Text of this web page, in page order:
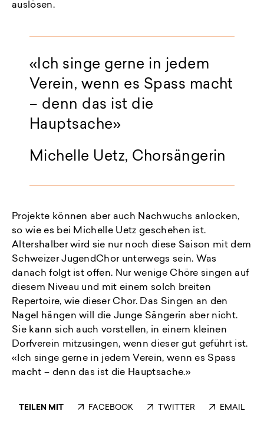
auslösen.
«Ich singe gerne in jedem
Verein, wenn es Spass macht
– denn das ist die
Hauptsache»
Michelle Uetz, Chorsängerin
Projekte können aber auch Nachwuchs anlocken,
so wie es bei Michelle Uetz geschehen ist.
Altershalber wird sie nur noch diese Saison mit dem
Schweizer JugendChor unterwegs sein. Was
danach folgt ist offen. Nur wenige Chöre singen auf
diesem Niveau und mit einem solch breiten
Repertoire, wie dieser Chor. Das Singen an den
Nagel hängen will die Junge Sängerin aber nicht.
Sie kann sich auch vorstellen, in einem kleinen
Dorfverein mitzusingen, wenn dieser gut geführt ist.
«Ich singe gerne in jedem Verein, wenn es Spass
macht – denn das ist die Hauptsache.»
TEILEN MIT FACEBOOK TWITTER EMAIL